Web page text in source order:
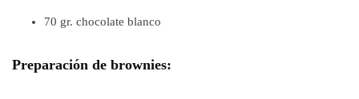
70 gr. chocolate blanco
Preparación de brownies: